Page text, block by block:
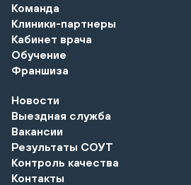
Команда
Клиники-партнеры
Кабинет врача
Обучение
Франшиза
Новости
Выездная служба
Вакансии
Результаты СОУТ
Контроль качества
Контакты